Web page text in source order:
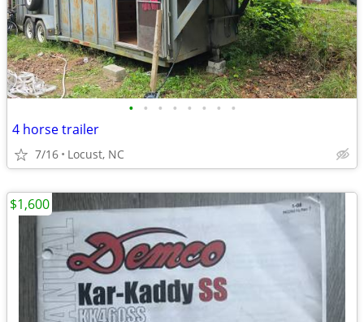
• • • • • • • •
4 horse trailer
7/16 Locust, NC
$1,600